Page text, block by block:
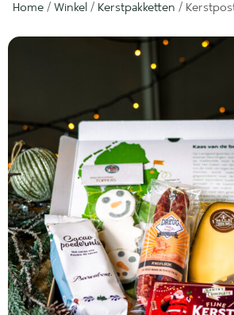
Home / Winkel / Kerstpakketten /